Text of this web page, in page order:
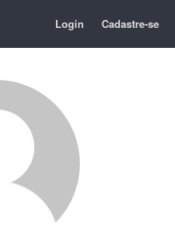
Login Cadastre-se